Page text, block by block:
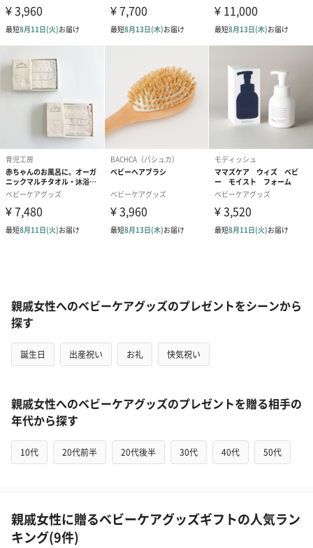
親戚女性へのベビーケアグッズのプレゼントをシーンから
探す
誕生日 出産祝い お礼 快気祝い
親戚女性へのベビーケアグッズのプレゼントを贈る相手の
年代から探す
10代 20代前半 20代後半 30代 40代 50代
親戚女性に贈るベビーケアグッズギフトの人気ラン
キング(9件)